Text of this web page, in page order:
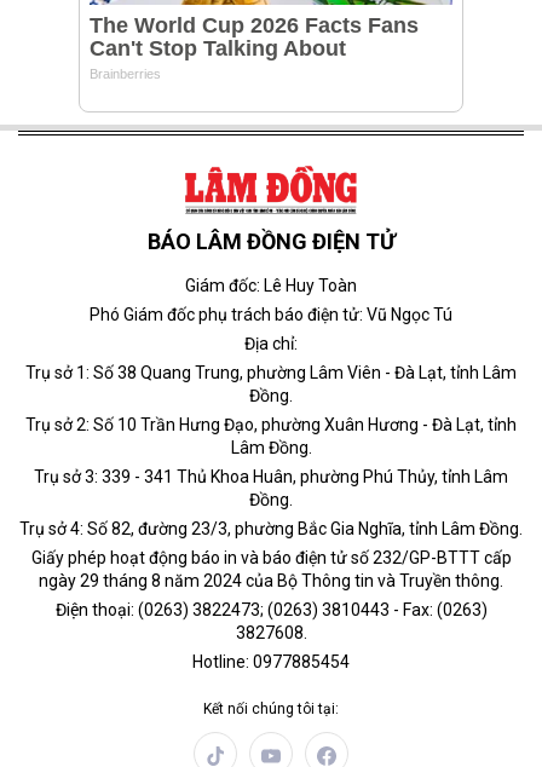
BÁO LÂM ĐỒNG ĐIỆN TỬ
Giám đốc: Lê Huy Toàn
Phó Giám đốc phụ trách báo điện tử: Vũ Ngọc Tú
Địa chỉ:
Trụ sở 1: Số 38 Quang Trung, phường Lâm Viên - Đà Lạt, tỉnh Lâm
Đồng.
Trụ sở 2: Số 10 Trần Hưng Đạo, phường Xuân Hương - Đà Lạt, tỉnh
Lâm Đồng.
Trụ sở 3: 339 - 341 Thủ Khoa Huân, phường Phú Thủy, tỉnh Lâm
Đồng.
Trụ sở 4: Số 82, đường 23/3, phường Bắc Gia Nghĩa, tỉnh Lâm Đồng.
Giấy phép hoạt động báo in và báo điện tử số 232/GP-BTTT cấp
ngày 29 tháng 8 năm 2024 của Bộ Thông tin và Truyền thông.
Điện thoại: (0263) 3822473; (0263) 3810443 - Fax: (0263)
3827608.
Hotline: 0977885454
Kết nối chúng tôi tại: